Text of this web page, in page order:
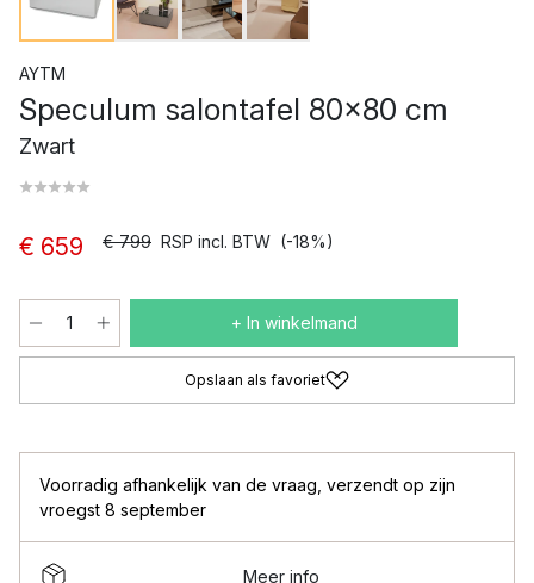
AYTM
Speculum salontafel 80x80 cm
Zwart
€ 659 € 799 RSP incl. BTW (-18%)
+ In winkelmand
Opslaan als favoriet
Voorradig afhankelijk van de vraag verzendt op zijn
vroegst 8 september
Meer info